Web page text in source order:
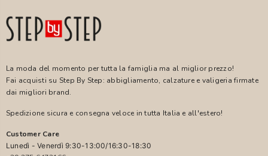
La moda del momento per tutta la famiglia ma al miglior prezzo!
Fai acquisti su Step By Step: abbigliamento, calzature e valigeria firmate
dai migliori brand.
Spedizione sicura e consegna veloce in tutta Italia e all'estero!
Customer Care
Lunedì - Venerdì 9:30-13:00/16:30-18:30